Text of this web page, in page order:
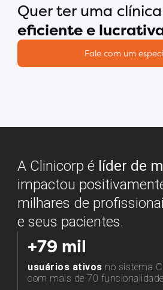
Quer ter uma
eficiente e
Fale com um
A Clinicorp é líder de
impactou
milhares de
e seus pacientes.
+79 mil
usuários ativos no sistema
com mais de 70